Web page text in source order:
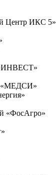
Центр ИКС 5»
«МЕДСИ»
«ФосАгро»